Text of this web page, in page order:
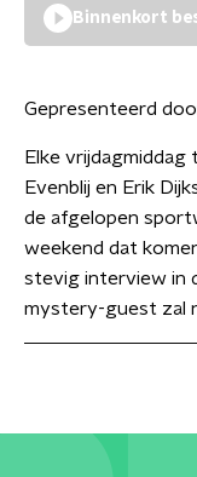
Binnenkort
Gepresenteerd
Elke
Evenblij en Erik
de afgelopen
weekend dat
stevig interview in
mystery-guest zal